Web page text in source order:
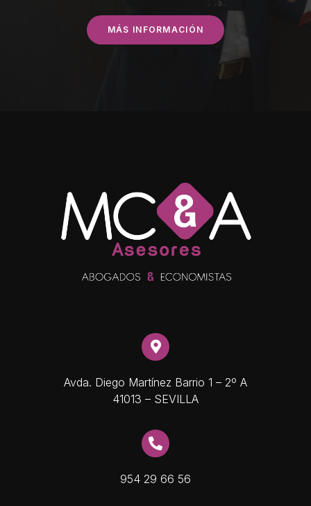
MÁS INFORMACIÓN
Avda. Diego Martínez Barrio 1 – 2º A
41013 – SEVILLA
954 29 66 56